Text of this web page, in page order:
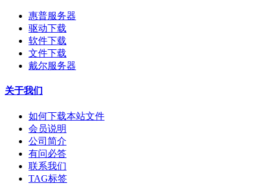
惠普服务器
驱动下载
软件下载
文件下载
戴尔服务器
关于我们
如何下载本站文件
会员说明
公司简介
有问必答
联系我们
TAG标签